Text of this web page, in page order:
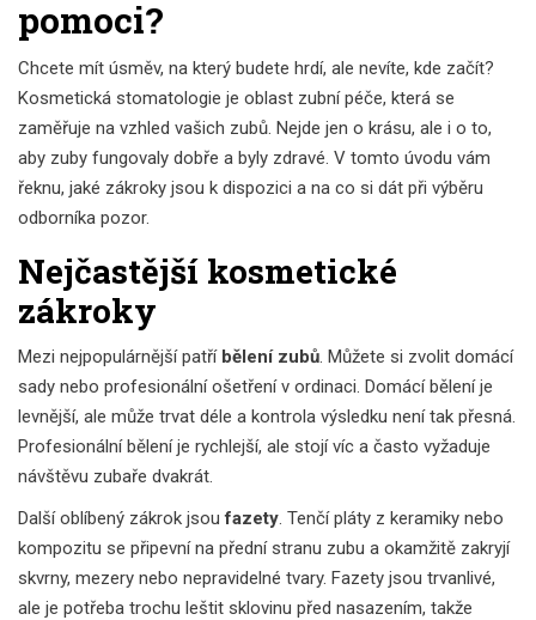
pomoci?
Chcete mít úsměv, na který budete hrdí, ale nevíte, kde začít?
Kosmetická stomatologie je oblast zubní péče, která se
zaměřuje na vzhled vašich zubů. Nejde jen o krásu, ale i o to,
aby zuby fungovaly dobře a byly zdravé. V tomto úvodu vám
řeknu, jaké zákroky jsou k dispozici a na co si dát při výběru
odborníka pozor.
Nejčastější kosmetické
zákroky
Mezi nejpopulárnější patří bělení zubů. Můžete si zvolit domácí
sady nebo profesionální ošetření v ordinaci. Domácí bělení je
levnější, ale může trvat déle a kontrola výsledku není tak přesná.
Profesionální bělení je rychlejší, ale stojí víc a často vyžaduje
návštěvu zubaře dvakrát.
Další oblíbený zákrok jsoufazety. Tenčí pláty z keramiky nebo
kompozitu se připevní na přední stranu zubu a okamžitě zakryjí
skvrny, mezery nebo nepravidelné tvary. Fazety jsou trvanlivé,
ale je potřeba trochu leštit sklovinu před nasazením, takže